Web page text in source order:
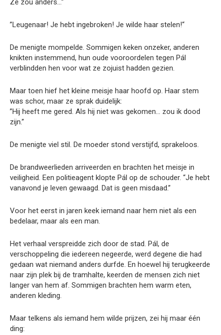
Ze zou anders…“
”Leugenaar! Je hebt ingebroken! Je wilde haar stelen!“
De menigte mompelde. Sommigen keken onzeker, anderen
knikten instemmend, hun oude vooroordelen tegen Pál
verblindden hen voor wat ze zojuist hadden gezien.
Maar toen hief het kleine meisje haar hoofd op. Haar stem
was schor, maar ze sprak duidelijk:
”Hij heeft me gered. Als hij niet was gekomen… zou ik dood
zijn.”
De menigte viel stil. De moeder stond verstijfd, sprakeloos.
De brandweerlieden arriveerden en brachten het meisje in
veiligheid. Een politieagent klopte Pál op de schouder. “Je hebt
vanavond je leven gewaagd. Dat is geen misdaad.”
Voor het eerst in jaren keek iemand naar hem niet als een
bedelaar, maar als een man.
Het verhaal verspreidde zich door de stad. Pál, de
verschoppeling die iedereen negeerde, werd degene die had
gedaan wat niemand anders durfde. En hoewel hij terugkeerde
naar zijn plek bij de tramhalte, keerden de mensen zich niet
langer van hem af. Sommigen brachten hem warm eten,
anderen kleding.
Maar telkens als iemand hem wilde prijzen, zei hij maar één
ding: